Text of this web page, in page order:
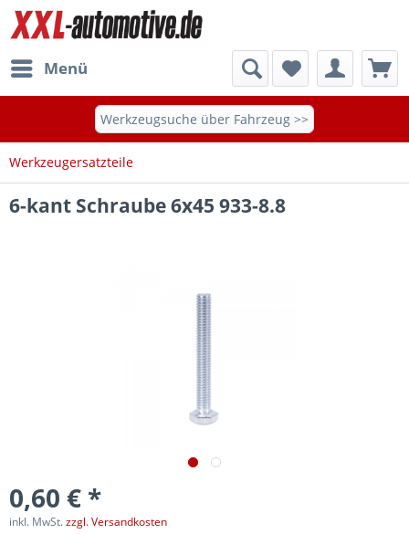
Menü
Werkzeugsuche über Fahrzeug >>
Werkzeugersatzteile
6-kant Schraube 6x45 933-8.8
0,60 € *
inkl. MwSt.zzgl. Versandkosten